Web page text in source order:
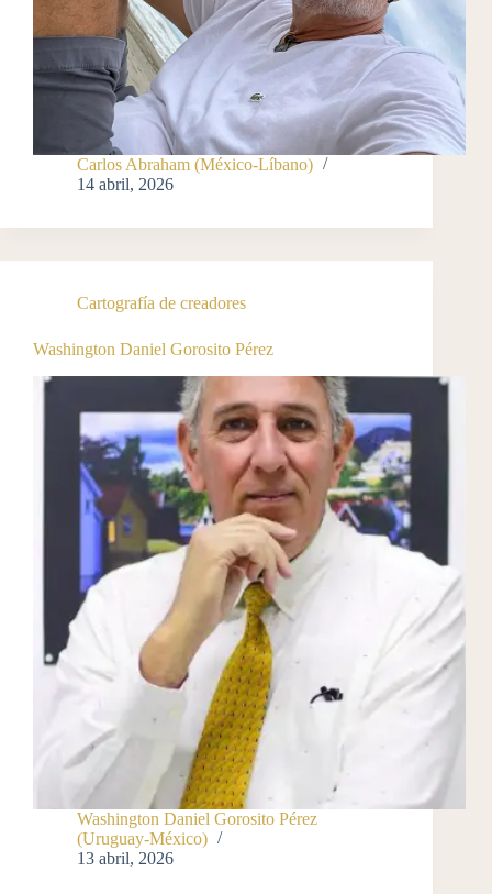
Carlos Abraham (México-Líbano)
14 abril, 2026
Cartografía de creadores
Washington Daniel Gorosito Pérez
Washington Daniel Gorosito Pérez
(Uruguay-México)
13 abril, 2026